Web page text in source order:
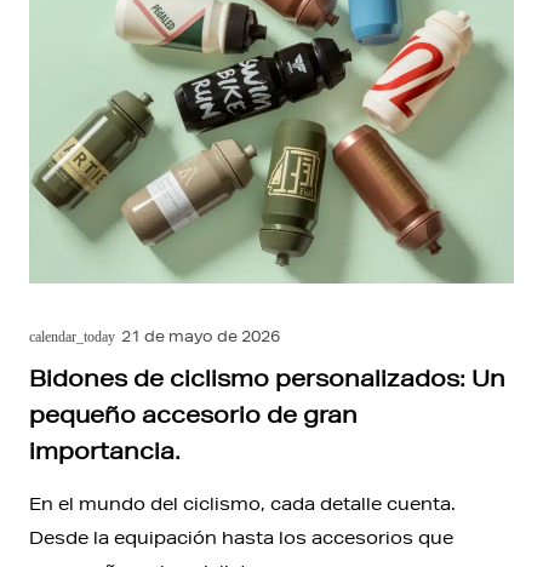
calendar_today 21 de mayo de 2026
Bidones de ciclismo personalizados: Un
pequeño accesorio de gran
importancia.
En el mundo del ciclismo, cada detalle cuenta.
Desde la equipación hasta los accesorios que